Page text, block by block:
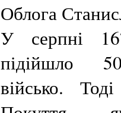
Облога
У серпні
підійшло
військо.